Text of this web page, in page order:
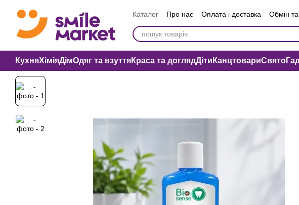
Каталог Про нас Оплата і доставка Обмін
Вакансії компанії
Публічна оферта Угода
КухняХіміяДімОдяг та взуттяКраса та доглядДіти КанцтовариСвято